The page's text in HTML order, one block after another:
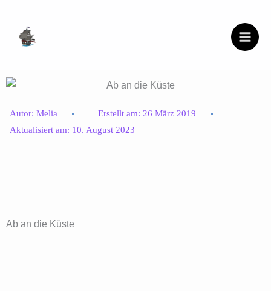
springen
Autor: Melia Erstellt am: 26 März 2019
Aktualisiert am: 10. August 2023
Ab an die Küste